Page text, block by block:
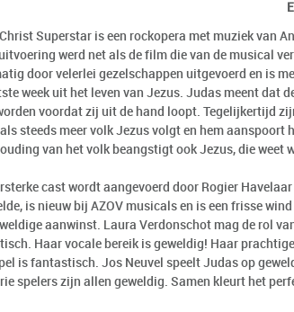
Superstar is een rockopera met muziek van
werd net als de film die van de musical
door velerlei gezelschappen uitgevoerd en is
week uit het leven van Jezus. Judas meent dat
voordat zij uit de hand loopt. Tegelijkertijd
steeds meer volk Jezus volgt en hem aanspoort
van het volk beangstigt ook Jezus, die weet
cast wordt aangevoerd door Rogier
is nieuw bij AZOV musicals en is een frisse
aanwinst. Laura Verdonschot mag de rol
Haar vocale bereik is geweldig! Haar
is fantastisch. Jos Neuvel speelt Judas op
spelers zijn allen geweldig. Samen kleurt het